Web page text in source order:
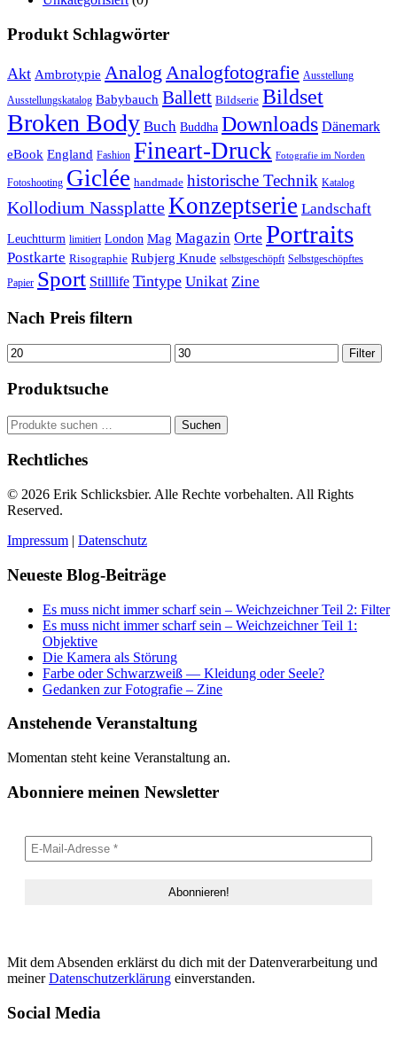
Produkt Schlagwörter
Akt Ambrotypie Analog Analogfotografie Ausstellung
Ausstellungskatalog Babybauch Ballett Bildserie Bildset
Broken Body Buch Buddha Downloads Dänemark
eBook England Fashion Fineart-Druck Fotografie im Norden
Fotoshooting Giclée handmade historische Technik Katalog
Kollodium NassplatteKonzeptserie Landschaft
Leuchtturm limitiert London Mag Magazin Orte Portraits
Postkarte Risographie Rubjerg Knude selbstgeschöpft Selbstgeschöpftes
Papier Sport Stilllife Tintype Unikat Zine
Nach Preis filtern
Min.
Preis
Max.
Preis
Filter
Produktsuche
Suchen
nach:
Suchen
Rechtliches
© 2026 Erik Schlicksbier. Alle Rechte vorbehalten. All Rights
Reserved.
Impressum | Datenschutz
Neueste Blog-Beiträge
Es muss nicht immer scharf sein – Weichzeichner Teil 2: Filter
Es muss nicht immer scharf sein – Weichzeichner Teil 1:
Objektive
Die Kamera als Störung
Farbe oder Schwarzweiß — Kleidung oder Seele?
Gedanken zur Fotografie – Zine
Anstehende Veranstaltung
Momentan steht keine Veranstaltung an.
Abonniere meinen Newsletter
Mit dem Absenden erklärst du dich mit der Datenverarbeitung und
meinerDatenschutzerklärung einverstanden.
Social Media